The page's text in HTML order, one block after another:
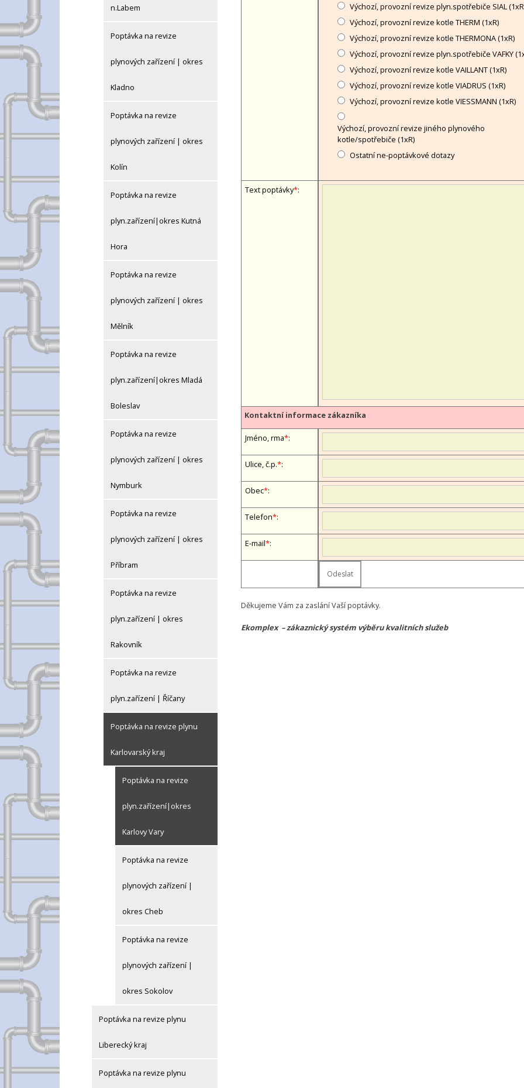
n.Labem
Poptávka na revize
plynových zařízení | okres
Kladno
Poptávka na revize
plynových zařízení | okres
Kolín
Poptávka na revize
plyn.zařízení|okres Kutná
Hora
Poptávka na revize
plynových zařízení | okres
Mělník
Poptávka na revize
plyn.zařízení|okres Mladá
Boleslav
Poptávka na revize
plynových zařízení | okres
Nymburk
Poptávka na revize
plynových zařízení | okres
Příbram
Poptávka na revize
plyn.zařízení | okres
Rakovník
Poptávka na revize
plyn.zařízení | Říčany
Poptávka na revize plynu
Karlovarský kraj
Poptávka na revize
plyn.zařízení|okres
Karlovy Vary
Poptávka na revize
plynových zařízení |
okres Cheb
Poptávka na revize
plynových zařízení |
okres Sokolov
Poptávka na revize plynu
Liberecký kraj
Poptávka na revize plynu
Výchozí, provozní revize plyn.spotřebiče SIAL
Výchozí, provozní revize kotle THERM (1xR)
Výchozí, provozní revize kotle THERMONA (1xR)
Výchozí, provozní revize plyn.spotřebiče VAFKY
Výchozí, provozní revize kotle VAILLANT (1xR)
Výchozí, provozní revize kotle VIADRUS (1xR)
Výchozí, provozní revize kotle VIESSMANN (1xR)
Výchozí, provozní revize jiného plynového
kotle/spotřebiče (1xR)
Ostatní ne-poptávkové dotazy
Text poptávky*:
Kontaktní informace zákazníka
Jméno, firma*:
Ulice, č.p.*:
Obec*:
Telefon*:
E-mail*:
Děkujeme Vám za zaslání Vaší poptávky.
Ekomplex – zákaznický systém výběru kvalitních služeb